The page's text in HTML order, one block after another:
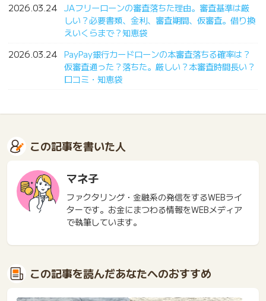
2026.03.24 JAフリーローンの審査落ちた理由。審査基準は厳
しい？必要書類、金利、審査期間、仮審査。借り換
えいくらまで？知恵袋
2026.03.24 PayPay銀行カードローンの本審査落ちる確率は？
仮審査通った？落ちた。厳しい？本審査時間長い？
口コミ・知恵袋
この記事を書いた人
マネ子
ファクタリング・金融系の発信をするWEBライ
ターです。お金にまつわる情報をWEBメディア
で執筆しています。
この記事を読んだあなたへのおすすめ